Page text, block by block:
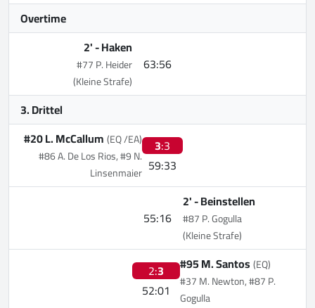
Overtime
63:56
2' -Haken
#77 P. Heider
(Kleine Strafe)
3. Drittel
3:3
59:33
#20 L. McCallum(EQ /EA)
#86 A. De Los Rios, #9 N.
Linsenmaier
55:16
2' -Beinstellen
#87 P. Gogulla
(Kleine Strafe)
2:3
52:01
#95 M. Santos(EQ)
#37 M. Newton, #87 P.
Gogulla